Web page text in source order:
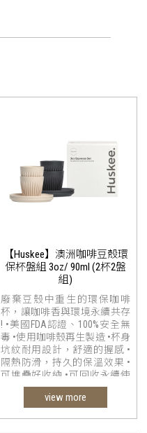
【Huskee】澳洲咖啡豆殼環
保杯盤組 3oz/ 90ml (2杯2盤
組)
廢棄豆殼中重生的環保咖啡
杯，讓咖啡香與環境永續共存
! •美國FDA認證、100%安全無
毒 •使用咖啡殼再生製造 •杯身
坑紋耐用設計，舒適的握感 •
隔熱防滑，持久的保溫效果 •
可堆疊好收納 •可回收永續使
用，低碳足跡 •榮獲 2018 優良
view more